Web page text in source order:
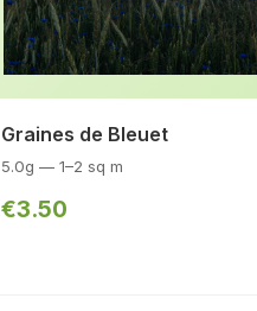
Graines de Bleuet
5.0g — 1–2 sq m
€3.50